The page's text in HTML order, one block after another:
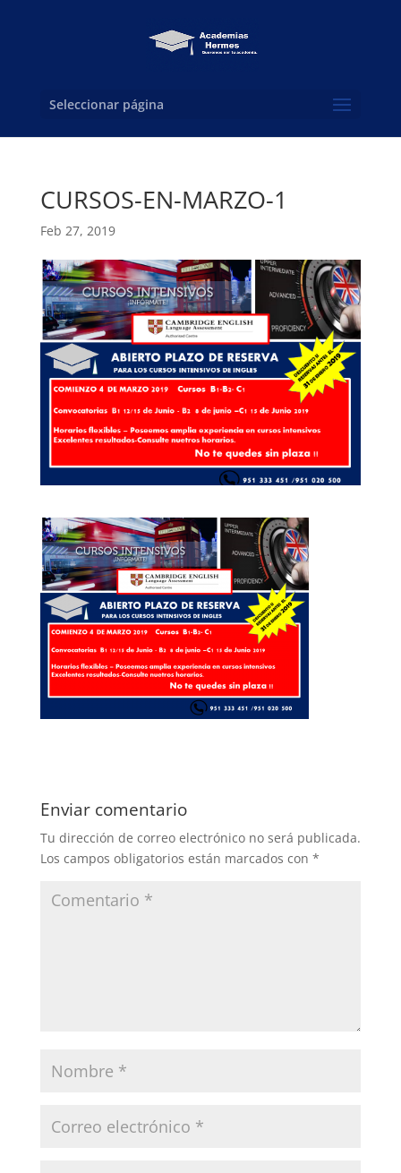
Seleccionar página
CURSOS-EN-MARZO-1
Feb 27, 2019
Enviar comentario
Tu dirección de correo electrónico no será publicada.
Los campos obligatorios están marcados con *